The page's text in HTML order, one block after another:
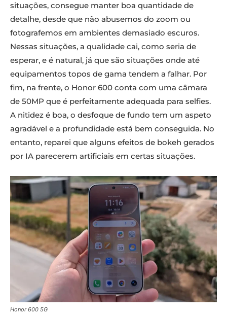
situações, consegue manter boa quantidade de
detalhe, desde que não abusemos do zoom ou
fotografemos em ambientes demasiado escuros.
Nessas situações, a qualidade cai, como seria de
esperar, e é natural, já que são situações onde até
equipamentos topos de gama tendem a falhar. Por
fim, na frente, o Honor 600 conta com uma câmara
de 50MP que é perfeitamente adequada para selfies.
A nitidez é boa, o desfoque de fundo tem um aspeto
agradável e a profundidade está bem conseguida. No
entanto, reparei que alguns efeitos de bokeh gerados
por IA parecerem artificiais em certas situações.
Honor 600 5G